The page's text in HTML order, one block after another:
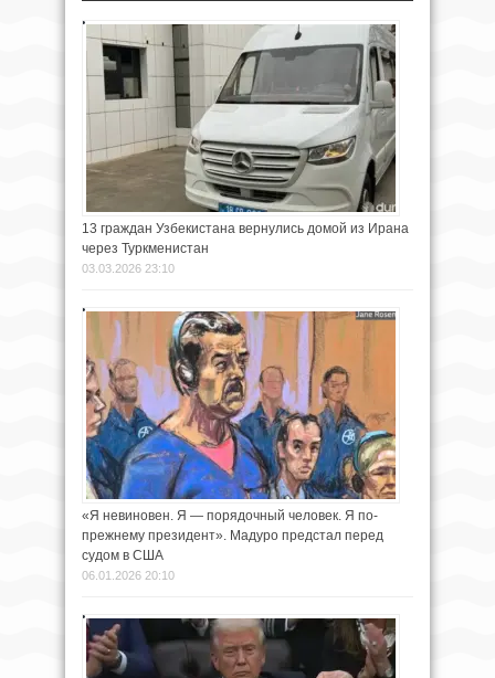
13 граждан Узбекистана вернулись домой из Ирана
через Туркменистан
03.03.2026 23:10
«Я невиновен. Я — порядочный человек. Я по-
прежнему президент». Мадуро предстал перед
судом в США
06.01.2026 20:10